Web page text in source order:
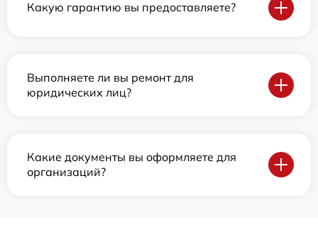
Какую гарантию вы предоставляете?
Выполняете ли вы ремонт для
юридических лиц?
Какие документы вы оформляете для
организаций?